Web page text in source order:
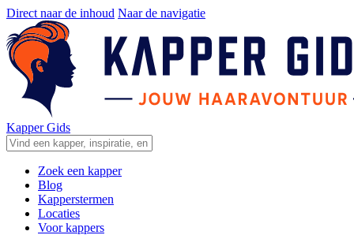
Direct naar de inhoud Naar de navigatie
Kapper Gids
Zoek een kapper
Blog
Kapperstermen
Locaties
Voor kappers